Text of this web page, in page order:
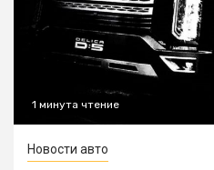
1 минута чтение
Новости авто